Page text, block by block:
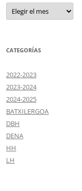
Archivos
CATEGORÍAS
2022-2023
2023-2024
2024-2025
BATXILERGOA
DBH
DENA
HH
LH